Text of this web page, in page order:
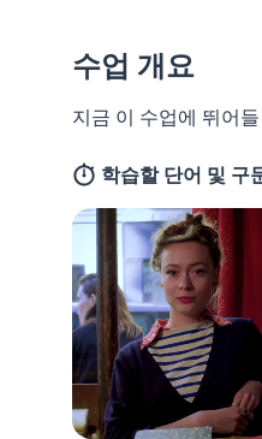
수업 개요
지금 이 수업에 뛰어
학습할 단어 및 구